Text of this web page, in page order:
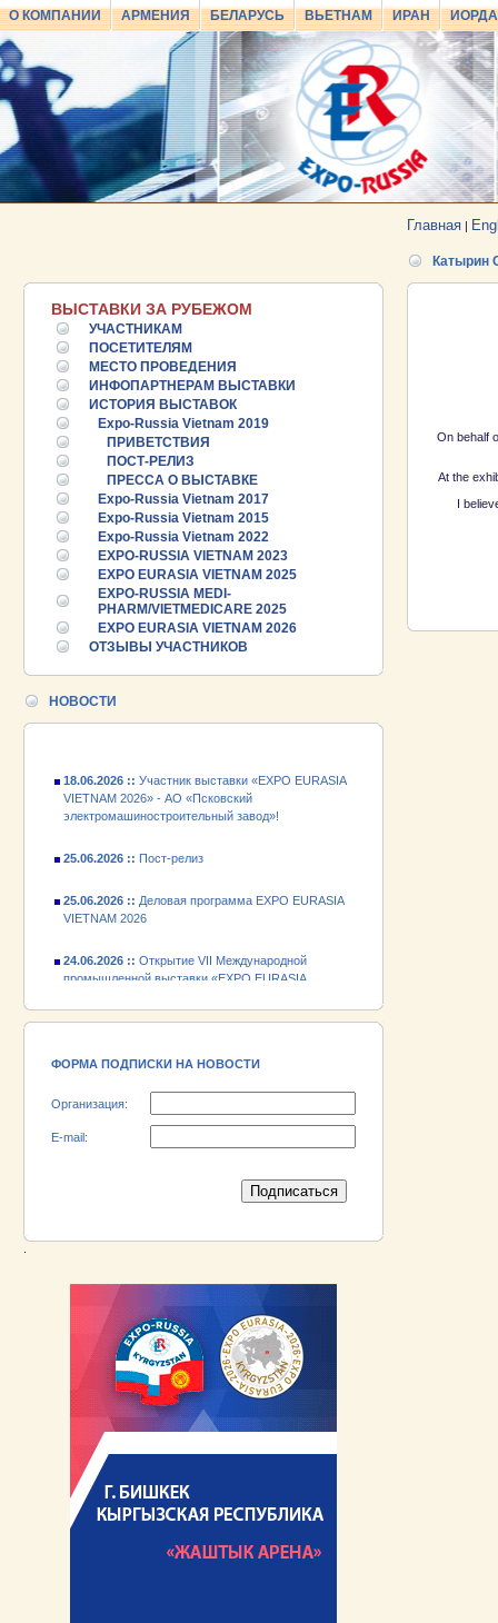
О КОМПАНИИ АРМЕНИЯ БЕЛАРУСЬ ВЬЕТНАМ ИРАН
Главная |
ВЫСТАВКИ ЗА РУБЕЖОМ
УЧАСТНИКАМ
ПОСЕТИТЕЛЯМ
МЕСТО ПРОВЕДЕНИЯ
ИНФОПАРТНЕРАМ ВЫСТАВКИ
ИСТОРИЯ ВЫСТАВОК
Expo-Russia Vietnam 2019
ПРИВЕТСТВИЯ
ПОСТ-РЕЛИЗ
ПРЕССА О ВЫСТАВКЕ
Expo-Russia Vietnam 2017
Expo-Russia Vietnam 2015
Expo-Russia Vietnam 2022
EXPO-RUSSIA VIETNAM 2023
EXPO EURASIA VIETNAM 2025
EXPO-RUSSIA MEDI-
PHARM/VIETMEDICARE 2025
EXPO EURASIA VIETNAM 2026
ОТЗЫВЫ УЧАСТНИКОВ
НОВОСТИ
25.06.2026 :: Пост-релиз
25.06.2026 :: Деловая программа EXPO EURASIA
VIETNAM 2026
24.06.2026 ::Открытие VII Международной
промышленной выставки «EXPO EURASIA
VIETNAM 2026» - АО «Псковский
электромашиностроительный завод»!
VIETNAM 2026
промышленной выставки «EXPO EURASIA
VIETNAM 2026»
ФОРМА ПОДПИСКИ НА НОВОСТИ
Организация:
E-mail:
Катырин
On behalf
At the
I